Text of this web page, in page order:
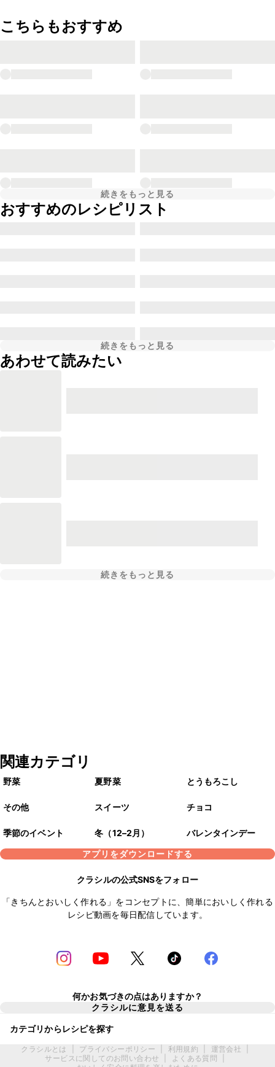
こちらもおすすめ
続きをもっと見る
おすすめのレシピリスト
続きをもっと見る
あわせて読みたい
続きをもっと見る
関連カテゴリ
野菜 夏野菜 とうもろこし
その他 スイーツ チョコ
季節のイベント 冬（12–2月）
バレンタインデー
アプリをダウンロードする
クラシルの公式SNSをフォロー
「きちんとおいしく作れる」をコンセプトに、簡単においしく作れる
レシピ動画を毎日配信しています。
何かお気づきの点はありますか？
クラシルに意見を送る
カテゴリからレシピを探す
クラシルとは プライバシーポリシー 利用規約 運営会社
サービスに関してのお問い合わせ
よくある質問